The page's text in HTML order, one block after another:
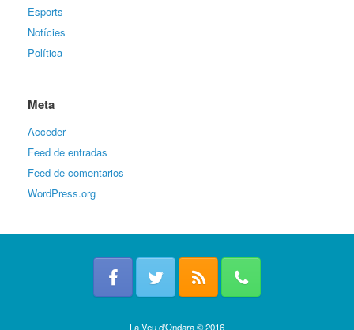
Esports
Notícies
Política
Meta
Acceder
Feed de entradas
Feed de comentarios
WordPress.org
La Veu d'Ondara © 2016